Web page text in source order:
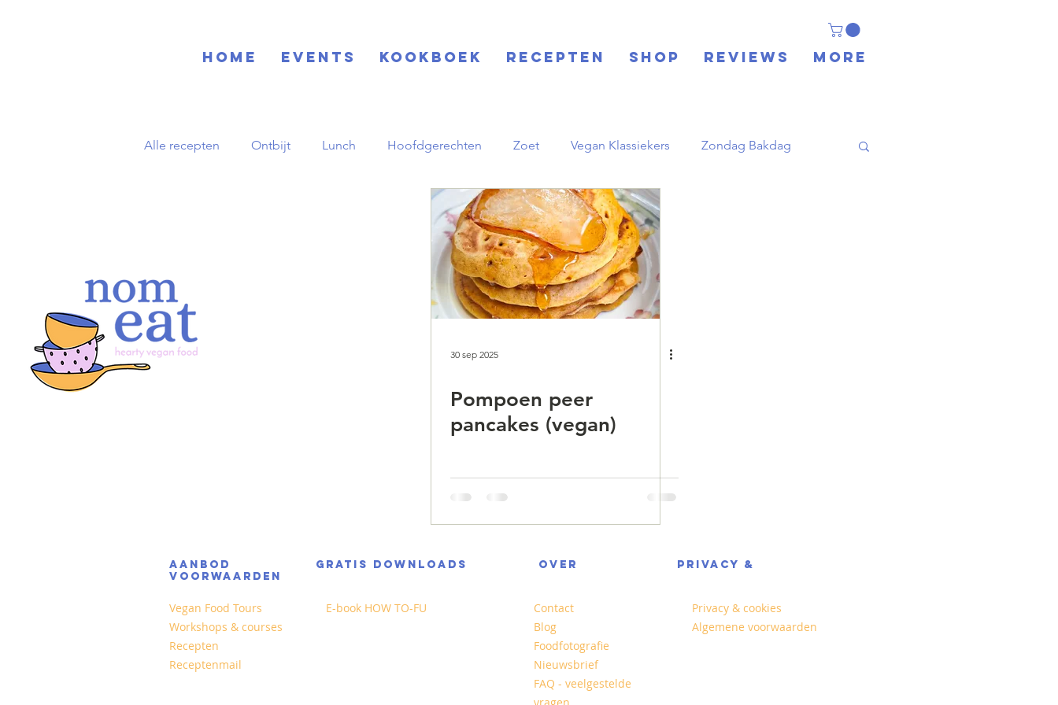
Home EVENTS KOOKBOEK RECEPTEN SHOP REVIEWS More
Alle recepten Ontbijt Lunch Hoofdgerechten Zoet Vegan Klassiekers Zondag Bakdag
Feestdagen Salades Aziatisch
pornstar martini
30 sep 2025
Pompoen peer
pancakes (vegan)
AANBOD GRATIS DOWNLOADS OVER
PRIVACY &
VOORWAARDEN
Vegan Food Tours
Workshops & courses
Recepten
Receptenmail
E-book HOW TO-FU
Contact
Blog
Foodfotografie
Nieuwsbrief
FAQ - veelgestelde
Privacy & cookies
Algemene voorwaarden